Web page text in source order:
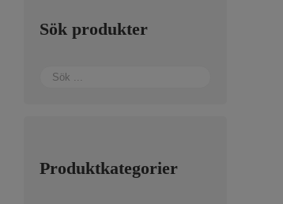
Sök produkter
Produktkategorier